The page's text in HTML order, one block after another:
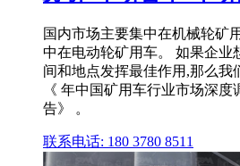
国内市场主要集中在机械轮矿
中在电动轮矿用车。 如果企业
间和地点发挥最佳作用,那么我
《 年中国矿用车行业市场深
告》 。
联系电话: 180 3780 8511